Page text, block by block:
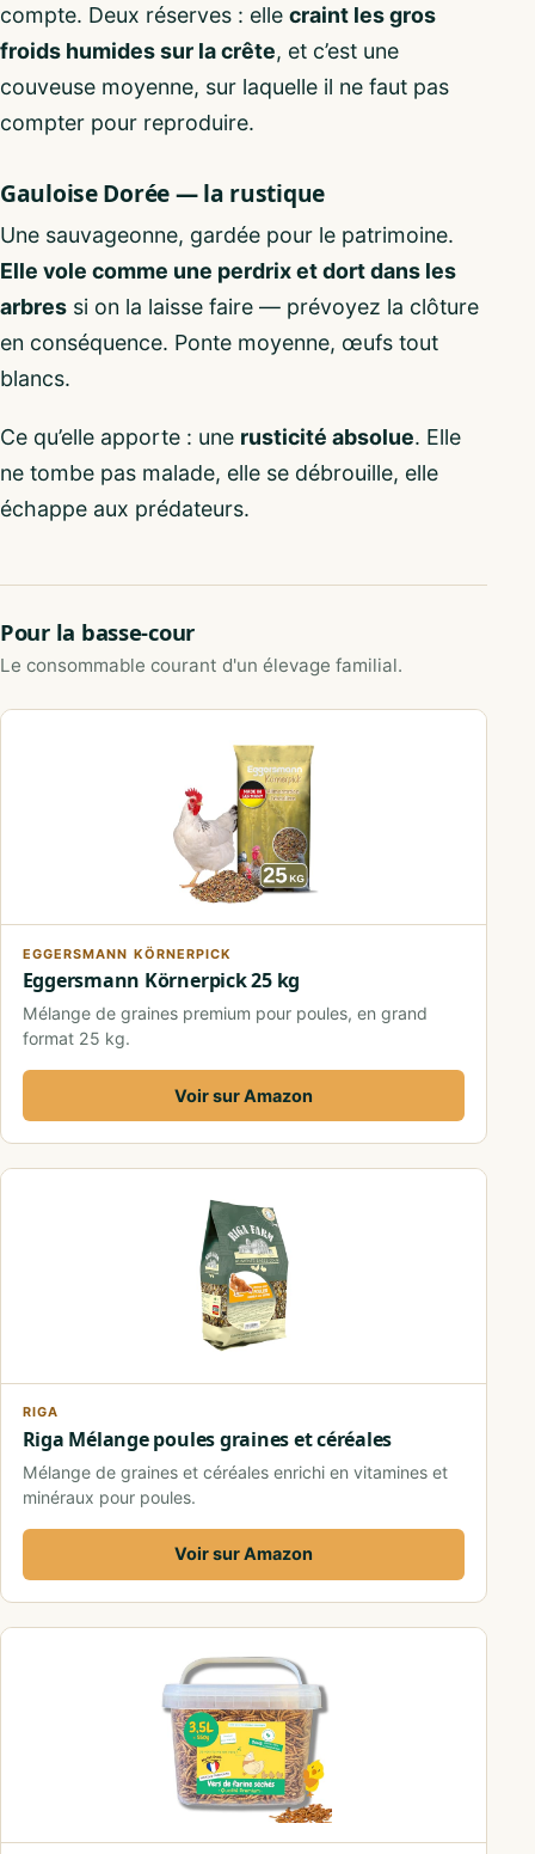
compte. Deux réserves : elle craint les gros
froids humides sur la crête, et c’est une
couveuse moyenne, sur laquelle il ne faut pas
compter pour reproduire.
Gauloise Dorée — la rustique
Une sauvageonne, gardée pour le patrimoine.
Elle vole comme une perdrix et dort dans les
arbres si on la laisse faire — prévoyez la clôture
en conséquence. Ponte moyenne, œufs tout
blancs.
Ce qu’elle apporte : une rusticité absolue. Elle
ne tombe pas malade, elle se débrouille, elle
échappe aux prédateurs.
Pour la basse-cour
Le consommable courant d'un élevage familial.
EGGERSMANN KÖRNERPICK
Eggersmann Körnerpick 25 kg
Mélange de graines premium pour poules, en grand
format 25 kg.
Voir sur Amazon
RIGA
Riga Mélange poules graines et céréales
Mélange de graines et céréales enrichi en vitamines et
minéraux pour poules.
Voir sur Amazon